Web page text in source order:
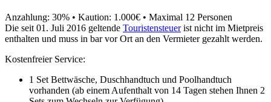
Anzahlung: 30% • Kaution: 1.000€ • Maximal 12 Personen
Die seit 01. Juli 2016 geltende Touristensteuerist nicht im Mietpreis
enthalten und muss in bar vor Ort an den Vermieter gezahlt werden.
Kostenfreier Service:
1 Set Bettwäsche, Duschhandtuch und Poolhandtuch
vorhanden (ab einem Aufenthalt von 14 Tagen stehen Ihnen 2